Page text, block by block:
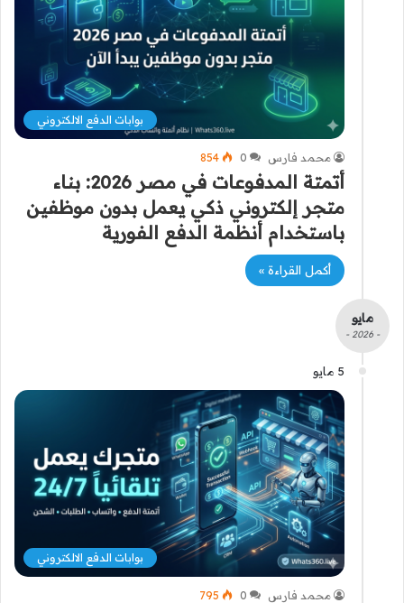
بوابات الدفع الالكتروني
محمد فارس 0
854
أتمتة المدفوعات في مصر 2026: بناء
متجر إلكتروني ذكي يعمل بدون موظفين
باستخدام أنظمة الدفع الفورية
أكمل القراءة »
مايو
- 2026 -
5 مايو
بوابات الدفع الالكتروني
محمد فارس 0
795